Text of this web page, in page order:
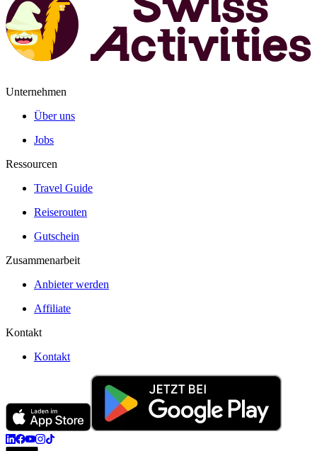
Unternehmen
Über uns
Jobs
Ressourcen
Travel Guide
Reiserouten
Gutschein
Zusammenarbeit
Anbieter werden
Affiliate
Kontakt
Kontakt